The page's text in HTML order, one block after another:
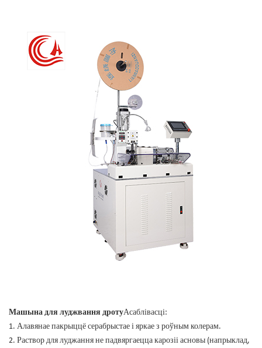
Машына для луджвання дротуАсаблівасці:
1. Алавянае пакрыццё серабрыстае і яркае з роўным колерам.
2. Раствор для луджання не падвяргаецца карозіі асновы (напрыклад,